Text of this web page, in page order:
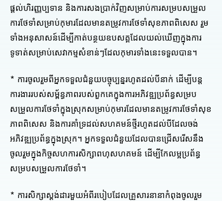
ផ្តល់ហិរញ្ញប្បទាន និងការសងប្រាក់វិញសម្រាប់ការសម្របសម្រួល
ការថែទាំសម្រាប់កុមារដែលមានតម្រូវការថែទាំសុខភាពពិសេស រួម
ទាំងអនុសាសន៍ដើម្បីកាត់បន្ថយឧបសគ្គដែលយល់ឃើញក្នុងការ
ទូទាត់សម្រាប់សេវាកម្មសំខាន់ៗដែលកុមារទាំងនេះទទួលបាន។
* ការចូលរួមពីអ្នកទទួលជំនួយបច្ចុប្បន្នរហូតដល់បីនាក់ ដើម្បីបន្ត
ការងាររបស់សម្ព័ន្ធភាពរបស់ពួកគេក្នុងការអភិវឌ្ឍប្រព័ន្ធសម្រប
សម្រួលការថែទាំក្នុងស្រុកសម្រាប់កុមារដែលមានតម្រូវការថែទាំសុខ
ភាពពិសេស និងការគាំទ្រដល់សហគមន៍ថ្មីរហូតដល់បីដែលចង់
អភិវឌ្ឍប្រព័ន្ធក្នុងស្រុក។ អ្នកទទួលជំនួយដែលបានជ្រើសរើសនឹង
ចូលរួមក្នុងកិច្ចសហការសិក្សាពហុសហគមន៍ ដើម្បីកែលម្អប្រព័ន្ធ
សម្របសម្រួលការថែទាំ។
* ការសិក្សាស្តង់ដារមួយអំពីរបៀបដែលគ្រួសារនានាកំពុងចូលរួម